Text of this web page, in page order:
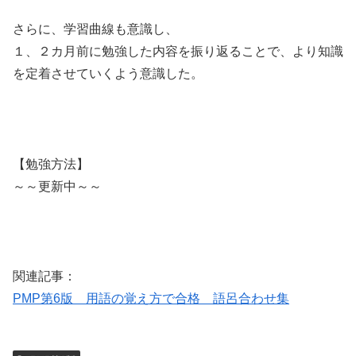
さらに、学習曲線も意識し、
１、２カ月前に勉強した内容を振り返ることで、より知識
を定着させていくよう意識した。
【勉強方法】
～～更新中～～
関連記事：
PMP第6版 用語の覚え方で合格 語呂合わせ集